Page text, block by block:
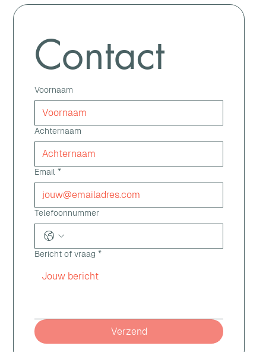
Contact
Voornaam
Achternaam
Email *
Telefoonnummer
Bericht of vraag *
Verzend